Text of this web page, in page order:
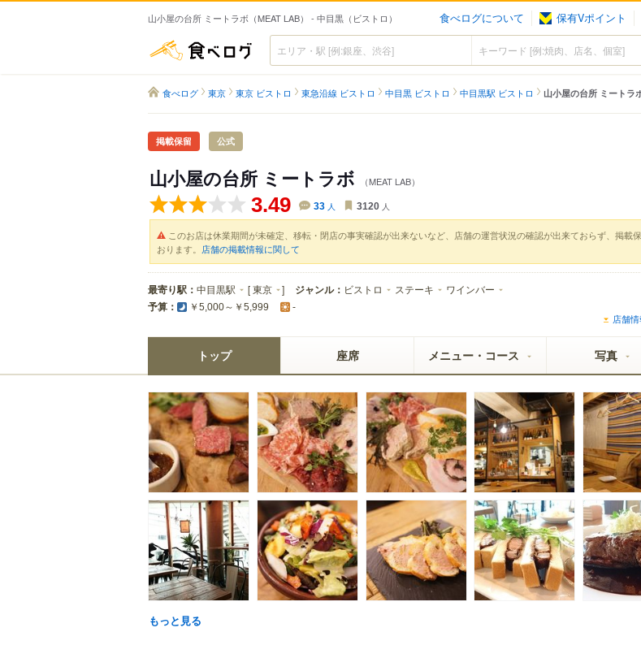
山小屋の台所 ミートラボ（MEAT LAB） - 中目黒（ビストロ） 食べログについて 保有Vポイント
食べログ
食べログ 東京 東京 ビストロ 東急沿線 ビストロ 中目黒 ビストロ 中目黒駅 ビストロ 山小屋の台所 ミートラ
掲載保留 公式
山小屋の台所 ミートラボ （MEAT LAB）
3.49 33 人 3120 人
このお店は休業期間が未確定、移転・閉店の事実確認が出来ないなど、店舗の運営状況の確認が出来ておらず、掲載
おります。 店舗の掲載情報に関して
最寄り駅： 中目黒駅 [東京 ] ジャンル： ビストロ ステーキ ワインバー
予算： ￥5,000～￥5,999 -
店舗情
トップ 座席 メニュー・コース 写真
もっと見る